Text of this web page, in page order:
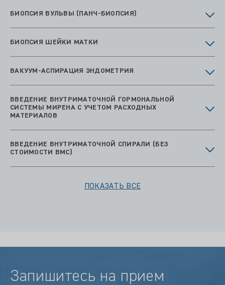
БИОПСИЯ ВУЛЬВЫ (ПАНЧ-БИОПСИЯ)
БИОПСИЯ ШЕЙКИ МАТКИ
ВАКУУМ-АСПИРАЦИЯ ЭНДОМЕТРИЯ
ВВЕДЕНИЕ ВНУТРИМАТОЧНОЙ ГОРМОНАЛЬНОЙ
СИСТЕМЫ МИРЕНА С УЧЕТОМ РАСХОДНЫХ
МАТЕРИАЛОВ
ВВЕДЕНИЕ ВНУТРИМАТОЧНОЙ СПИРАЛИ (БЕЗ
СТОИМОСТИ ВМС)
ПОКАЗАТЬ ВСЕ
Запишитесь на прием